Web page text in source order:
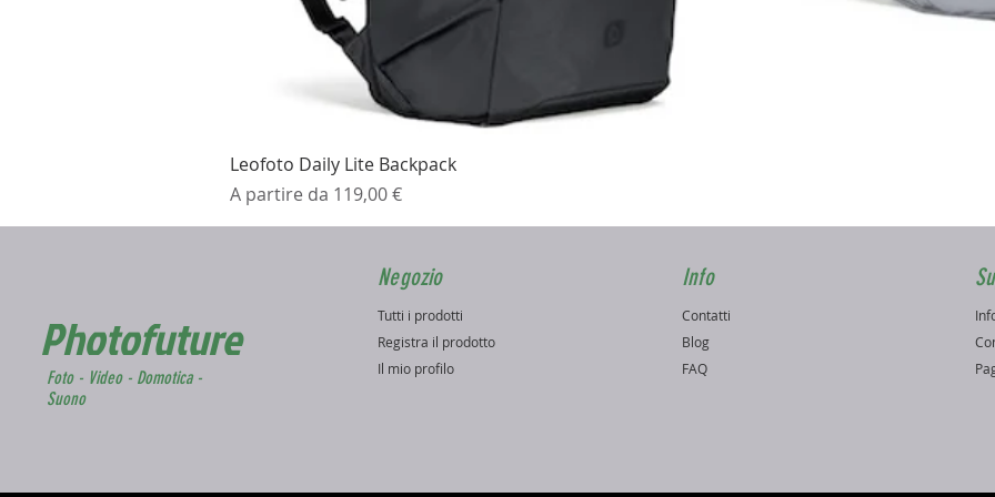
Leofoto Daily Lite Backpack
A partire da 119,00 €
Prezzo scontato
Photofuture
Foto - Video - Domotica -
Suono
Negozio
Tutti i prodotti
Registra il prodotto
Il mio profilo
Info
Contatti
Blog
FAQ